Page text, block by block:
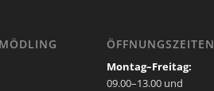
ÖFFNUNGSZEITEN
Montag–Freitag:
09.00–13.00 und